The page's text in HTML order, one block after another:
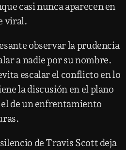
casi nunca aparecen en
viral.
observar la prudencia
a nadie por su nombre.
escalar el conflicto en lo
la discusión en el plano
de un enfrentamiento
de Travis Scott deja